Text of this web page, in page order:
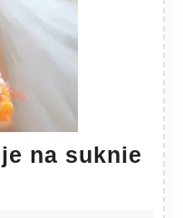
na suknie